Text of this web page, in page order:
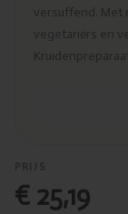
versuffend. Met
vegetariërs en
PRIJS
€ 25,19